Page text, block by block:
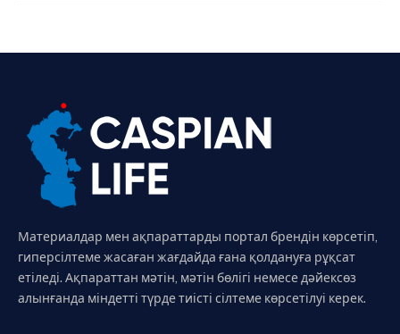
Материалдар мен ақпараттарды портал брендін көрсетіп,
гиперсілтеме жасаған жағдайда ғана қолдануға рұқсат
етіледі. Ақпараттан мәтін, мәтін бөлігі немесе дәйексөз
алынғанда міндетті түрде тиісті сілтеме көрсетілуі керек.